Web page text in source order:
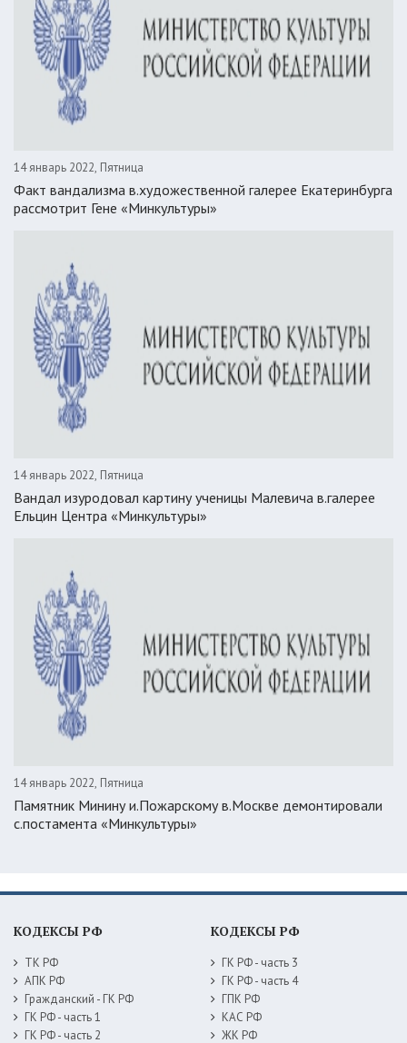
14 январь 2022, Пятница
Факт вандализма в.художественной галерее Екатеринбурга
рассмотрит Гене «Минкультуры»
14 январь 2022, Пятница
Вандал изуродовал картину ученицы Малевича в.галерее
Ельцин Центра «Минкультуры»
14 январь 2022, Пятница
Памятник Минину и.Пожарскому в.Москве демонтировали
с.постамента «Минкультуры»
КОДЕКСЫ РФ
ТК РФ
АПК РФ
Гражданский - ГК РФ
ГК РФ - часть 1
ГК РФ - часть 2
КОДЕКСЫ РФ
ГК РФ - часть 3
ГК РФ - часть 4
ГПК РФ
КАС РФ
ЖК РФ